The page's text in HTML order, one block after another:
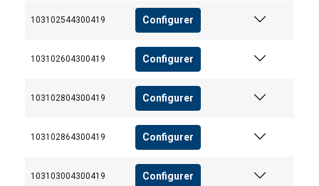
103102544300419 Configurer
103102604300419 Configurer
103102804300419 Configurer
103102864300419 Configurer
103103004300419 Configurer